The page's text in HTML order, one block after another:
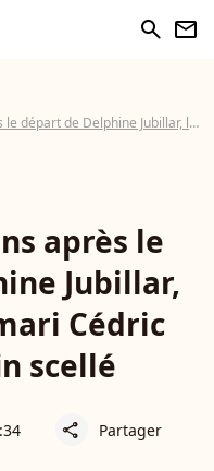
search newsletter
Jubillar, le sort de son mari Cédric Jubillar enfin scellé
après le
Jubillar,
Cédric
scellé
share Partager